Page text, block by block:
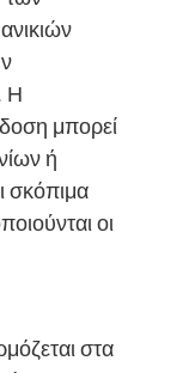
Η
μπορεί
ή
σκόπιμα
οι
στα